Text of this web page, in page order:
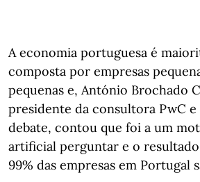
A economia portuguesa é
composta por empresas
pequenas e, António Brochado
presidente da consultora PwC
debate, contou que foi a um
artificial perguntar e o resultado
99% das empresas em Portugal